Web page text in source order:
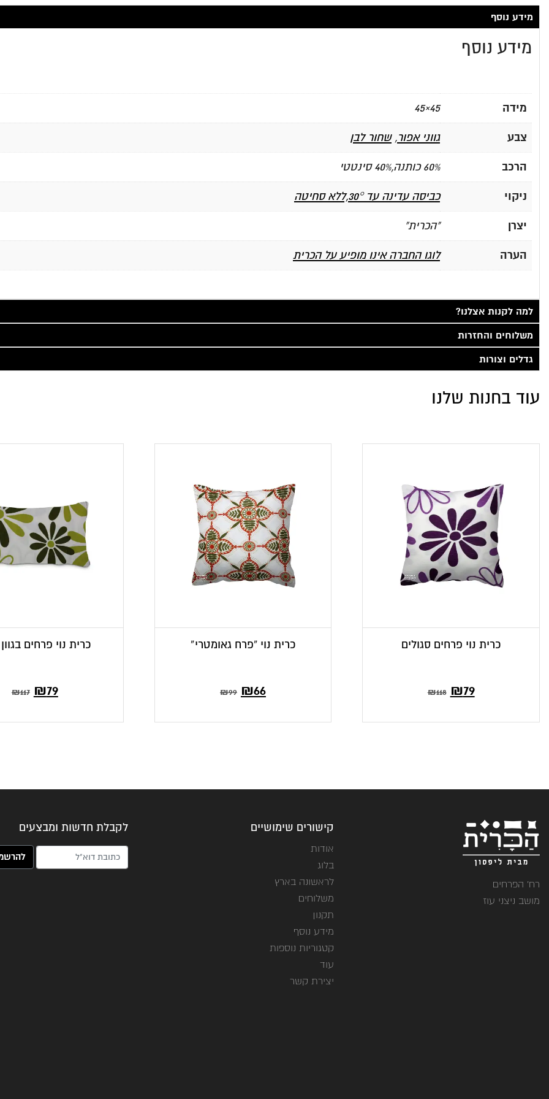
מידע נוסף
מידע נוסף
מידה 45×45
צבע גווני אפור,שחור לבן
הרכב 60% כותנה,40% סינטטי
ניקוי כביסה עדינה עד 30°,ללא סחיטה
יצרן "הכרית"
הערה לוגו החברה אינו מופיע על הכרית
למה לקנות אצלנו?
משלוחים והחזרות
גדלים וצורות
עוד בחנות שלנו
כרית נוי פרחים סגולים
₪118 ₪79
כרית נוי “פרח גאומטרי”
₪99 המחיר
₪66המחיר
כרית נוי פרחים
₪117 ₪79
רח' הפרחים
מושב ניצני עוז
קישורים שימושיים
אודות
בלוג
לראשונה בארץ
משלוחים
תקנון
מידע נוסף
קטגוריות נוספות
עוד
יצירת קשר
לקבלת חדשות ומבצעים
האימייל שלך (חובה)